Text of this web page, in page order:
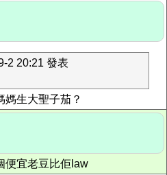
2 20:21 發表
媽生大聖子茄？
便宜老豆比佢law